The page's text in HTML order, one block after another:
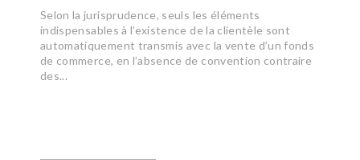
Selon la jurisprudence, seuls les éléments
indispensables à l’existence de la clientèle sont
automatiquement transmis avec la vente d’un fonds
de commerce, en l’absence de convention contraire
des...